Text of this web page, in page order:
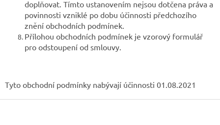
doplňovat. Tímto ustanovením nejsou dotčena práva a
povinnosti vzniklé po dobu účinnosti předchozího
znění obchodních podmínek.
Přílohou obchodních podmínek je vzorový formulář
pro odstoupení od smlouvy.
Tyto obchodní podmínky nabývají účinnosti 01.08.2021